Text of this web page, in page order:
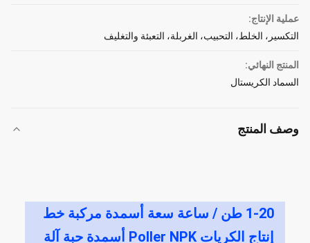
عملية الإنتاج:
التكسير، الخلط، التحبيب، الغربلة، التعبئة والتغليف
المنتج النهائي:
السماد الكريستال
وصف المنتج
1-20 طن / ساعة سعة أسمدة مركبة خط
إنتاج الكريات Poller NPK أسمدة حبة آلة